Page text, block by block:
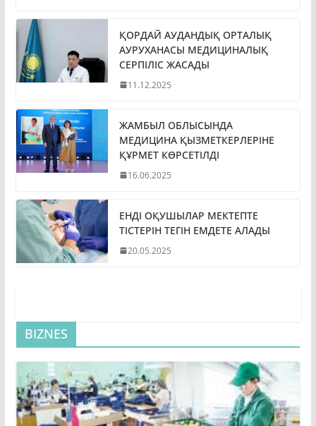
ҚОРДАЙ АУДАНДЫҚ ОРТАЛЫҚ
АУРУХАНАСЫ МЕДИЦИНАЛЫҚ
СЕРПІЛІС ЖАСАДЫ
11.12.2025
ЖАМБЫЛ ОБЛЫСЫНДА
МЕДИЦИНА ҚЫЗМЕТКЕРЛЕРІНЕ
ҚҰРМЕТ КӨРСЕТІЛДІ
16.06.2025
ЕНДІ ОҚУШЫЛАР МЕКТЕПТЕ
ТІСТЕРІН ТЕГІН ЕМДЕТЕ АЛАДЫ
20.05.2025
BIZNES